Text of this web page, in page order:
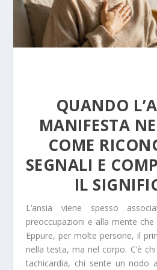
QUANDO
MANIFESTA
COME
SEGNALI E
IL
L’ansia viene spesso
preoccupazioni e alla mente
Eppure, per molte persone, il
nella testa, ma nel corpo. C’è
tachicardia, chi sente un nodo